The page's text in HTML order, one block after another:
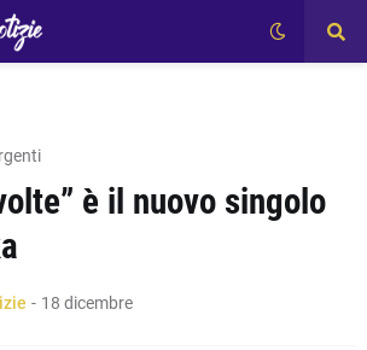
è il nuovo singolo
- 18 dicembre